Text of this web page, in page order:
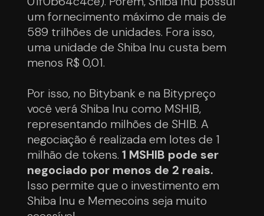
um fornecimento máximo de mais de
589 trilhões de unidades. Fora isso,
uma unidade de Shiba Inu custa bem
menos R$ 0,01.
Por isso, no Bitybank e na Bitypreço
você verá Shiba Inu como MSHIB,
representando milhões de SHIB. A
negociação é realizada em lotes de 1
milhão de tokens.1 MSHIB pode ser
negociado por menos de 2 reais.
Isso permite que o investimento em
Shiba Inu e Memecoins seja muito